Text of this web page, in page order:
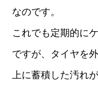
なのです。
これでも定期的に
ですが、タイヤを
上に蓄積した汚れ